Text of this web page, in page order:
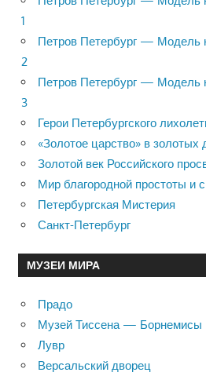
1
Петров Петербург — Модель
2
Петров Петербург — Модель
3
Герои Петербургского
«Золотое царство» в золотых
Золотой век Российского
Мир благородной простоты и
Петербургская Мистерия
Санкт-Петербург
МУЗЕИ МИРА
Прадо
Музей Тиссена — Борнемисы
Лувр
Версальский дворец